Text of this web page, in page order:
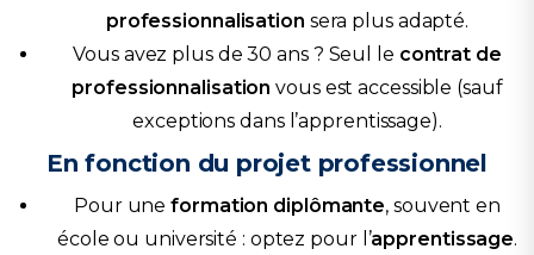
professionnalisation sera plus adapté.
Vous avez plus de 30 ans ? Seul le contrat de
professionnalisation vous est accessible (sauf
exceptions dans l’apprentissage).
En fonction du projet professionnel
Pour uneformation diplômante, souvent en
école ou université : optez pour l’apprentissage.